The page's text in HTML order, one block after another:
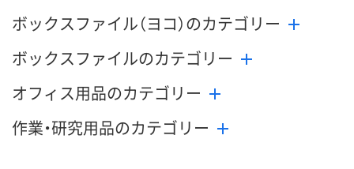
ボックスファイル（ヨコ）のカテゴリー
ボックスファイルのカテゴリー
オフィス用品のカテゴリー
作業・研究用品のカテゴリー